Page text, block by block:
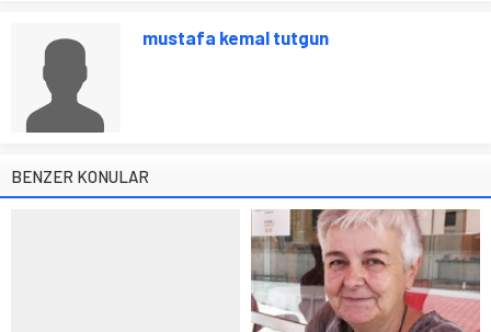
mustafa kemal tutgun
BENZER KONULAR